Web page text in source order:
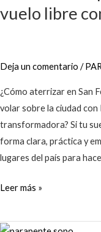
vuelo libre
Deja un comentario /
¿Cómo aterrizar en San
volar sobre la ciudad
transformadora? Si tu
forma clara, práctica y
lugares del país para
desde
primer
con
Leer más »
Volar